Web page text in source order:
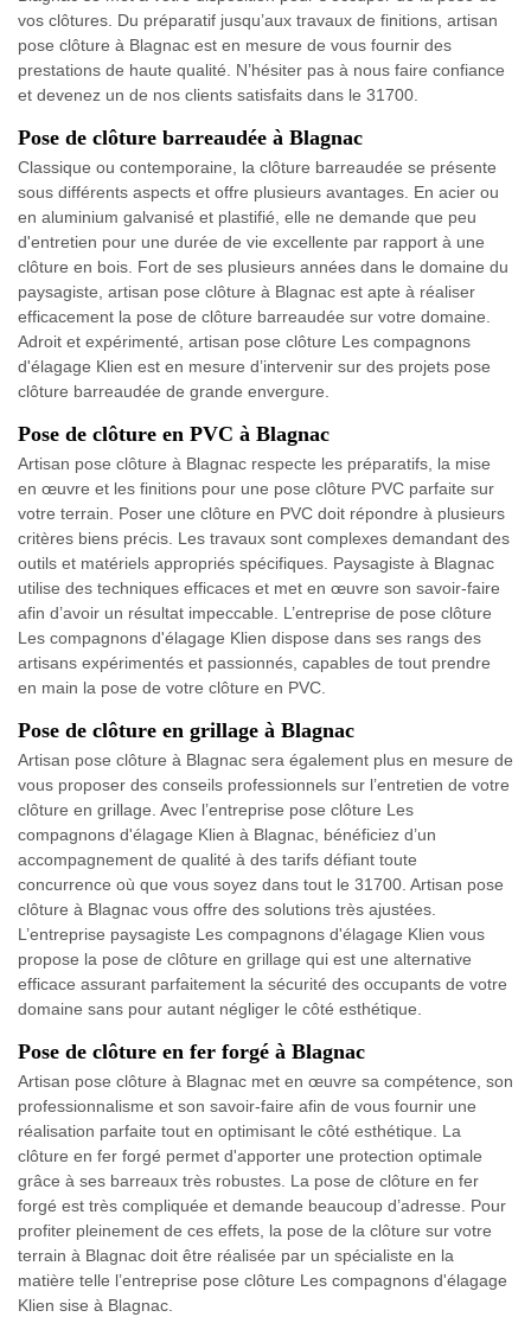
vos clôtures. Du préparatif jusqu’aux travaux de finitions, artisan
pose clôture à Blagnac est en mesure de vous fournir des
prestations de haute qualité. N’hésiter pas à nous faire confiance
et devenez un de nos clients satisfaits dans le 31700.
Pose de clôture barreaudée à Blagnac
Classique ou contemporaine, la clôture barreaudée se présente
sous différents aspects et offre plusieurs avantages. En acier ou
en aluminium galvanisé et plastifié, elle ne demande que peu
d'entretien pour une durée de vie excellente par rapport à une
clôture en bois. Fort de ses plusieurs années dans le domaine du
paysagiste, artisan pose clôture à Blagnac est apte à réaliser
efficacement la pose de clôture barreaudée sur votre domaine.
Adroit et expérimenté, artisan pose clôture Les compagnons
d'élagage Klien est en mesure d’intervenir sur des projets pose
clôture barreaudée de grande envergure.
Pose de clôture en PVC à Blagnac
Artisan pose clôture à Blagnac respecte les préparatifs, la mise
en œuvre et les finitions pour une pose clôture PVC parfaite sur
votre terrain. Poser une clôture en PVC doit répondre à plusieurs
critères biens précis. Les travaux sont complexes demandant des
outils et matériels appropriés spécifiques. Paysagiste à Blagnac
utilise des techniques efficaces et met en œuvre son savoir-faire
afin d’avoir un résultat impeccable. L’entreprise de pose clôture
Les compagnons d'élagage Klien dispose dans ses rangs des
artisans expérimentés et passionnés, capables de tout prendre
en main la pose de votre clôture en PVC.
Pose de clôture en grillage à Blagnac
Artisan pose clôture à Blagnac sera également plus en mesure de
vous proposer des conseils professionnels sur l’entretien de votre
clôture en grillage. Avec l’entreprise pose clôture Les
compagnons d'élagage Klien à Blagnac, bénéficiez d’un
accompagnement de qualité à des tarifs défiant toute
concurrence où que vous soyez dans tout le 31700. Artisan pose
clôture à Blagnac vous offre des solutions très ajustées.
L’entreprise paysagiste Les compagnons d'élagage Klien vous
propose la pose de clôture en grillage qui est une alternative
efficace assurant parfaitement la sécurité des occupants de votre
domaine sans pour autant négliger le côté esthétique.
Pose de clôture en fer forgé à Blagnac
Artisan pose clôture à Blagnac met en œuvre sa compétence, son
professionnalisme et son savoir-faire afin de vous fournir une
réalisation parfaite tout en optimisant le côté esthétique. La
clôture en fer forgé permet d'apporter une protection optimale
grâce à ses barreaux très robustes. La pose de clôture en fer
forgé est très compliquée et demande beaucoup d’adresse. Pour
profiter pleinement de ces effets, la pose de la clôture sur votre
terrain à Blagnac doit être réalisée par un spécialiste en la
matière telle l’entreprise pose clôture Les compagnons d'élagage
Klien sise à Blagnac.